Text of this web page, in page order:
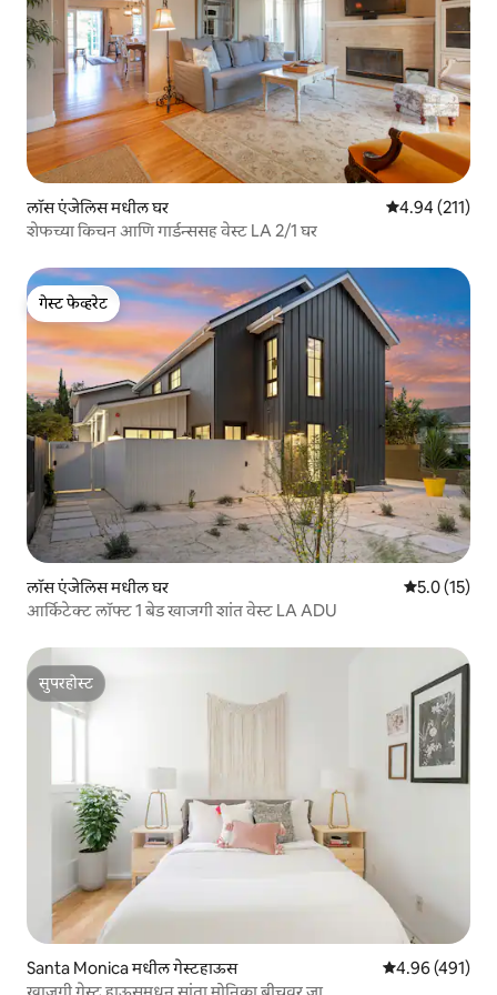
लॉस एंजेलिस मधील घर 5 पैकी 4.94
4.94 (211)
शेफच्या किचन आणि गार्डन्ससह वेस्ट LA 2/1 घर
गेस्ट फेव्हरेट
गेस्ट फेव्हरेट
लॉस एंजेलिस मधील घर 5 पैकी 5.0
5.0 (15)
आर्किटेक्ट लॉफ्ट 1 बेड खाजगी शांत वेस्ट LA ADU
सुपरहोस्ट
सुपरहोस्ट
Santa Monica मधील गेस्टहाऊस 5 पैकी 4.96
4.96 (491)